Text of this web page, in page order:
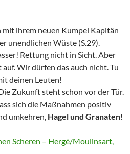
ihrem neuen Kumpel Kapitän
unendlichen Wüste (S.29).
Rettung nicht in Sicht. Aber
Wir dürfen das auch nicht. Tu
deinen Leuten!
Zukunft steht schon vor der Tür.
sich die Maßnahmen positiv
umkehren, Hagel und Granaten!
Scheren – Hergé/Moulinsart,